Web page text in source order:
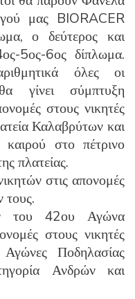
μας BIORACER
ο δεύτερος και
5ος-6ος δίπλωμα.
όλες οι
γίνει σύμπτυξη
στους νικητές
Καλαβρύτων και
στο πέτρινο
πλατείας.
στις απονομές
τους.
του 42ου Αγώνα
στους νικητές
Ποδηλασίας
Ανδρών και